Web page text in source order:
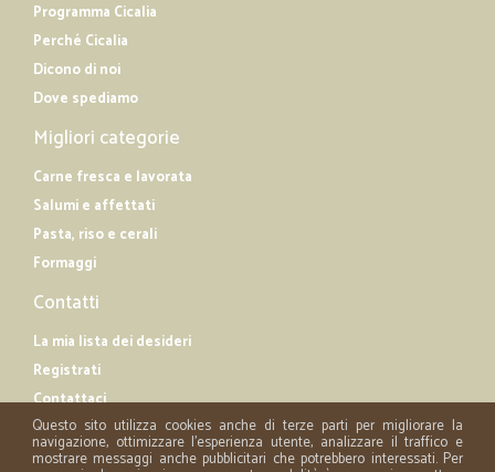
Programma Cicalia
Perché Cicalia
Dicono di noi
Dove spediamo
Migliori categorie
Carne fresca e lavorata
Salumi e affettati
Pasta, riso e cerali
Formaggi
Contatti
La mia lista dei desideri
Registrati
Contattaci
Questo sito utilizza cookies anche di terze parti per migliorare la
navigazione, ottimizzare l'esperienza utente, analizzare il traffico e
mostrare messaggi anche pubblicitari che potrebbero interessati. Per